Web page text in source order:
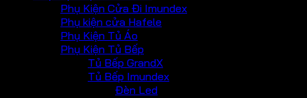
Phụ Kiện Cửa Đi Imundex
Phụ kiện cửa Hafele
Phụ Kiện Tủ Áo
Phụ Kiện Tủ Bếp
Tủ Bếp GrandX
Tủ Bếp Imundex
Đèn Led